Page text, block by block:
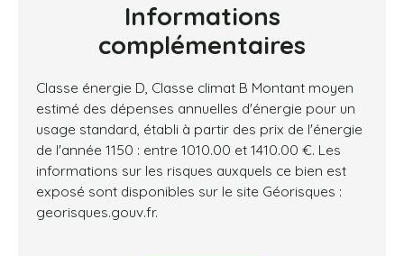
Informations
complémentaires
Classe énergie D, Classe climat B Montant moyen
estimé des dépenses annuelles d'énergie pour un
usage standard, établi à partir des prix de l'énergie
de l'année 1150 : entre 1010.00 et 1410.00 €. Les
informations sur les risques auxquels ce bien est
exposé sont disponibles sur le site Géorisques :
georisques.gouv.fr.